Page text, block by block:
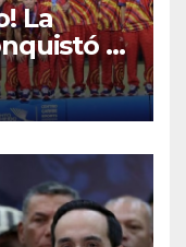
La
el
del